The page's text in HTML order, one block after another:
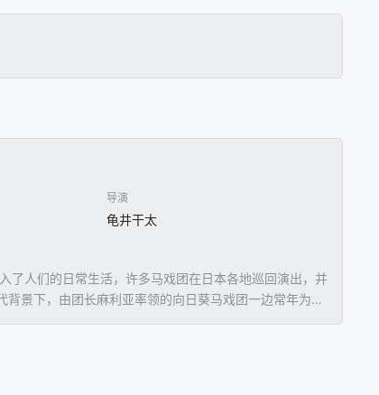
导演
龟井干太
了人们的日常生活，许多马戏团在日本各地巡回演出，并
景下，由团长麻利亚率领的向日葵马戏团一边常年为资